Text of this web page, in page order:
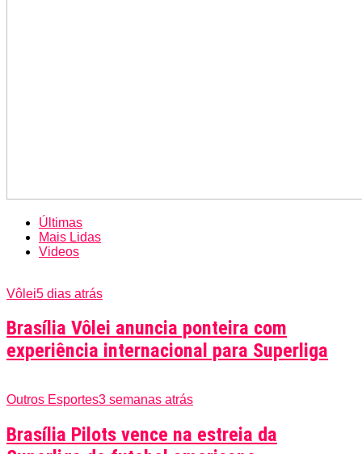
Últimas
Mais Lidas
Videos
Vôlei5 dias atrás
Brasília Vôlei anuncia ponteira com
experiência internacional para Superliga
Outros Esportes3 semanas atrás
Brasília Pilots vence na estreia da